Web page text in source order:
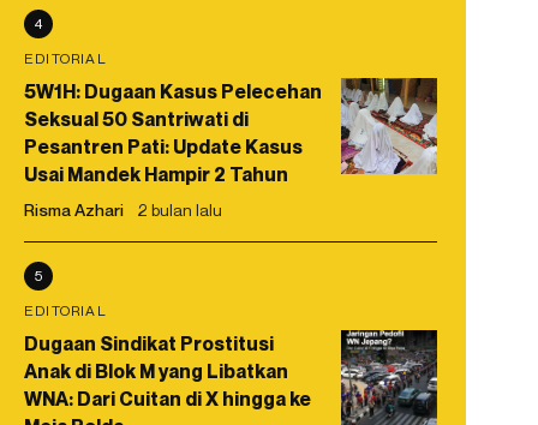
4
EDITORIAL
5W1H: Dugaan Kasus Pelecehan
Seksual 50 Santriwati di
Pesantren Pati: Update Kasus
Usai Mandek Hampir 2 Tahun
Risma Azhari 2 bulan lalu
5
EDITORIAL
Dugaan Sindikat Prostitusi
Anak di Blok M yang Libatkan
WNA: Dari Cuitan di X hingga ke